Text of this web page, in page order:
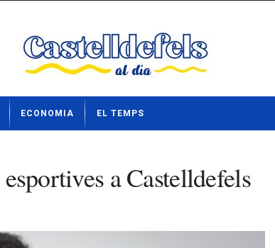
ECONOMIA EL TEMPS
a Castelldefels